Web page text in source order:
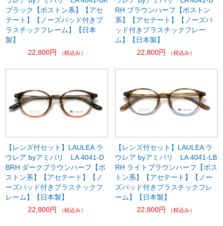
ブラック【ボストン系】【アセ
テート】【ノーズパッド付きプ
ラスチックフレーム】【日本
製】
22,800円
（税込み）
RH ブラウンハーフ【ボストン
系】【アセテート】【ノーズパ
ッド付きプラスチックフレー
ム】【日本製】
22,800円
（税込み）
【レンズ付セット】LAULEA ラ
ウレア byアミパリ LA 4041-D
BRH ダークブラウンハーフ【ボ
ストン系】【アセテート】【ノ
ーズパッド付きプラスチックフ
レーム】【日本製】
22,800円
（税込み）
【レンズ付セット】LAULEA ラ
ウレア byアミパリ LA 4041-LB
RH ライトブラウンハーフ【ボス
トン系】【アセテート】【ノー
ズパッド付きプラスチックフレ
ーム】【日本製】
22,800円
（税込み）